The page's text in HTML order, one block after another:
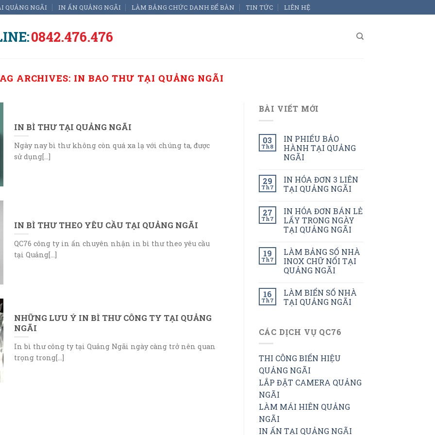
QUẢNG NGÃI IN ẤN QUẢNG NGÃI LÀM BẢNG CHỨC DANH ĐỂ BÀN TIN TỨC LIÊN HỆ
0842.476.476
ARCHIVES: IN BAO THƯ TẠI QUẢNG NGÃI
IN BÌ THƯ TẠI QUẢNG NGÃI
Ngày nay bì thư không còn quá xa lạ với chúng ta, được
sử dụng[...]
IN BÌ THƯ THEO YÊU CẦU TẠI QUẢNG NGÃI
QC76 công ty in ấn chuyên nhận in bì thư theo yêu cầu
tại Quảng[...]
NHỮNG LƯU Ý IN BÌ THƯ CÔNG TY TẠI QUẢNG
NGÃI
In bì thư công ty tại Quảng Ngãi ngày càng trở nên quan
trọng trong[...]
BÀI VIẾT MỚI
03
Th8
IN PHIẾU BẢO
HÀNH TẠI QUẢNG
NGÃI
29
Th7
IN HÓA ĐƠN 3 LIÊN
TẠI QUẢNG NGÃI
27
Th7
IN HÓA ĐƠN BÁN LẺ
LẤY TRONG NGÀY
TẠI QUẢNG NGÃI
19
Th7
LÀM BẢNG SỐ NHÀ
INOX CHỮ NỔI TẠI
QUẢNG NGÃI
16
Th7
LÀM BIỂN SỐ NHÀ
TẠI QUẢNG NGÃI
CÁC DỊCH VỤ QC76
THI CÔNG BIỂN HIỆU
QUẢNG NGÃI
LẮP ĐẶT CAMERA QUẢNG
NGÃI
LÀM MÁI HIÊN QUẢNG
NGÃI
IN ẤN TẠI QUẢNG NGÃI